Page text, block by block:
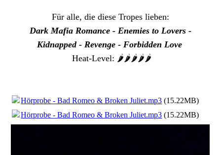
Für alle, die diese Tropes lieben:
Dark Mafia Romance - Enemies to Lovers -
Kidnapped - Revenge - Forbidden Love
Heat-Level: 🌶️🌶️🌶️🌶️🌶️
Hörprobe - Bad Romeo & Broken Juliet.mp3 (15.22MB)
Hörprobe - Bad Romeo & Broken Juliet.mp3 (15.22MB)